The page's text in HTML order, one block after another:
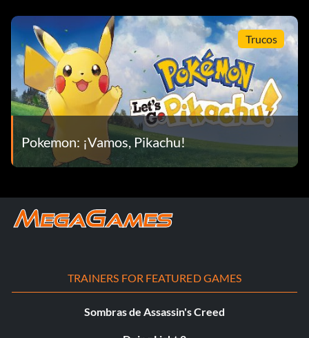
Trucos
Pokemon: ¡Vamos, Pikachu!
TRAINERS FOR FEATURED GAMES
Sombras de Assassin's Creed